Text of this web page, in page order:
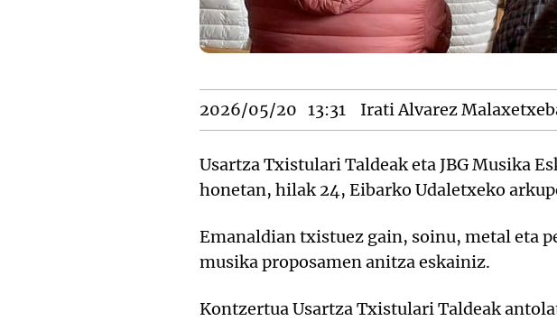
2026/05/20 13:31 Irati Alvarez
Usartza Txistulari Taldeak eta JBG Musika
honetan, hilak 24, Eibarko Udaletxeko
Emanaldian txistuez gain, soinu, metal eta
musika proposamen anitza eskainiz.
Kontzertua Usartza Txistulari Taldeak